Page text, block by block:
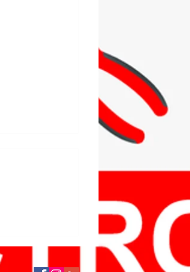
ต่อยากส่งซ่อม
ำยังไง ??